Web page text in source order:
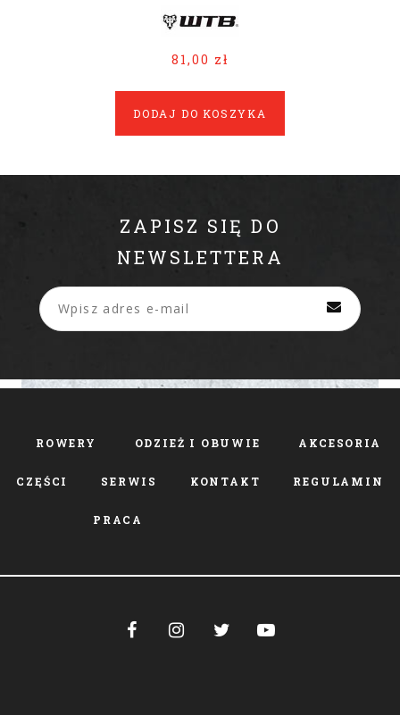
81,00 zł
DODAJ DO KOSZYKA
ZAPISZ SIĘ DO
NEWSLETTERA
ROWERY ODZIEŻ I OBUWIE AKCESORIA
CZĘŚCI SERWIS KONTAKT REGULAMIN
PRACA
   